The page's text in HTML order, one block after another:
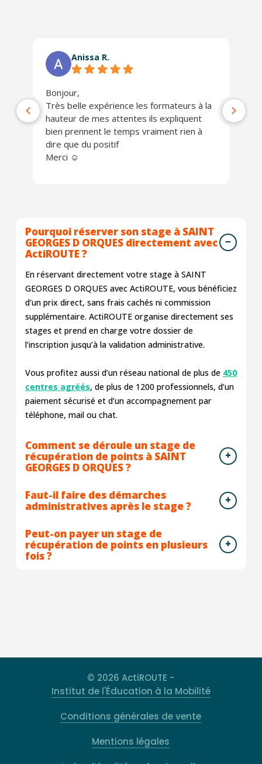
Anissa R.
Bonjour,
Très belle expérience les formateurs à la
hauteur de mes attentes ils expliquent
bien prennent le temps vraiment rien à
dire que du positif
Merci ☺️
Pourquoi réserver son stage à SAINT
GEORGES D ORQUES directement avec
ActiROUTE ?
En réservant directement votre stage à SAINT
GEORGES D ORQUES avec ActiROUTE, vous bénéficiez
d’un prix direct, sans frais cachés ni commission
supplémentaire. ActiROUTE organise directement ses
stages et prend en charge votre dossier de
l’inscription jusqu’à la validation administrative.
Vous profitez aussi d’un réseau national de plus de 450
centres agréés, de plus de 1200 professionnels, d’un
paiement sécurisé et d’un accompagnement par
téléphone, mail ou chat.
Comment se déroule un stage de
récupération de points à SAINT
GEORGES D ORQUES ?
Faut-il faire des démarches
administratives après le stage ?
Peut-on payer un stage de
récupération de points en plusieurs
fois ?
© 2026 ActiROUTE -
Institut de l'Éducation à la Mobilité
Conditions générales de vente
Mentions légales